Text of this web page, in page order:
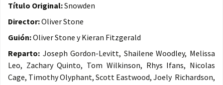
Título Original:Snowden
Director:Oliver Stone
Guión:Oliver Stone y Kieran Fitzgerald
Reparto: Joseph Gordon-Levitt, Shailene Woodley, Melissa
Leo, Zachary Quinto, Tom Wilkinson, Rhys Ifans, Nicolas
Cage, Timothy Olyphant, Scott Eastwood, Joely Richardson,